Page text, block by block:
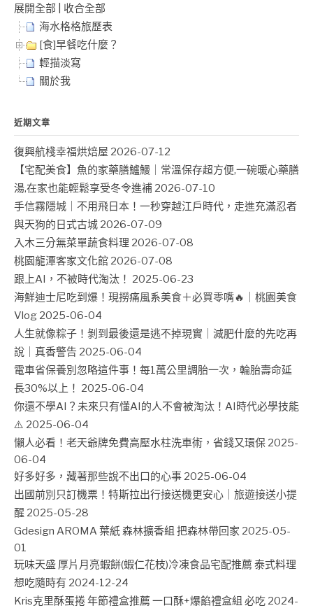
展開全部
收合全部
海水格格旅歷表
[食]早餐吃什麼？
輕描淡寫
關於我
近期文章
復興航棧幸福烘焙屋 2026-07-12
【宅配美食】魚的家藥膳鱸鰻｜常溫保存超方便,一碗暖心藥膳
湯,在家也能輕鬆享受冬令進補 2026-07-10
手信霧隱城｜不用飛日本！一秒穿越江戶時代，走進充滿忍者
與天狗的日式古城 2026-07-09
入木三分無菜單蔬食料理 2026-07-08
桃園龍潭客家文化館 2026-07-08
跟上AI，不被時代淘汰！ 2025-06-23
海鮮迪士尼吃到爆！現撈痛風系美食＋必買零嘴🔥｜桃園美食
Vlog 2025-06-04
人生就像粽子！剝到最後還是逃不掉現實｜減肥什麼的先吃再
說｜真香警告 2025-06-04
電車省保養別忽略這件事！每1萬公里調胎一次，輪胎壽命延
長30%以上！ 2025-06-04
你還不學AI？未來只有懂AI的人不會被淘汰！AI時代必學技能
⚠️ 2025-06-04
懶人必看！老天爺牌免費高壓水柱洗車術，省錢又環保 2025-
06-04
好多好多，藏著那些說不出口的心事 2025-06-04
出國前別只訂機票！特斯拉出行接送機更安心｜旅遊接送小提
醒 2025-05-28
Gdesign AROMA 葉紙 森林擴香組 把森林帶回家 2025-05-
01
玩味天盛 厚片月亮蝦餅(蝦仁花枝)冷凍食品宅配推薦 泰式料理
想吃隨時有 2024-12-24
Kris克里酥蛋捲 年節禮盒推薦 一口酥+爆餡禮盒組 必吃 2024-